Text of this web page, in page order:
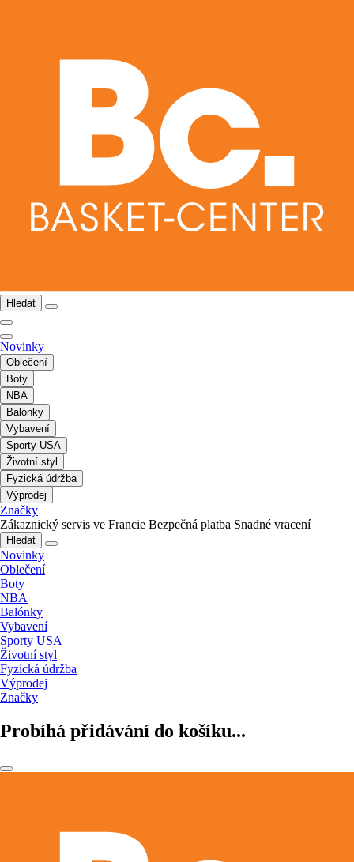
Hledat
Novinky
Oblečení
Boty
NBA
Balónky
Vybavení
Sporty USA
Životní styl
Fyzická údržba
Výprodej
Značky
Zákaznický servis ve Francie Bezpečná platba Snadné vracení
Hledat
Novinky
Oblečení
Boty
NBA
Balónky
Vybavení
Sporty USA
Životní styl
Fyzická údržba
Výprodej
Značky
Probíhá přidávání do košíku...